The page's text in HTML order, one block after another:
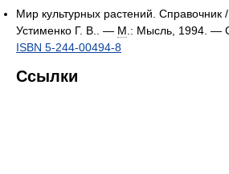
Мир культурных растений. Справочник
Устименко Г. В.. — М .: Мысль, 1994.
ISBN 5-244-00494-8
Ссылки